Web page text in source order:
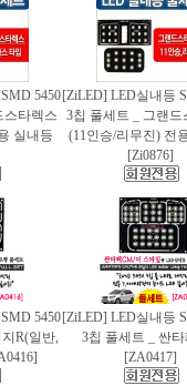
5450
스타렉스
실내등
[ZiLED] LED실내등
3칩 풀세트 _ 그랜드
(11인승/리무진) 전
[Zi0876]
5450
R(일반,
[ZiLED] LED실내등
3칩 풀세트 _ 싼
[ZA0417]